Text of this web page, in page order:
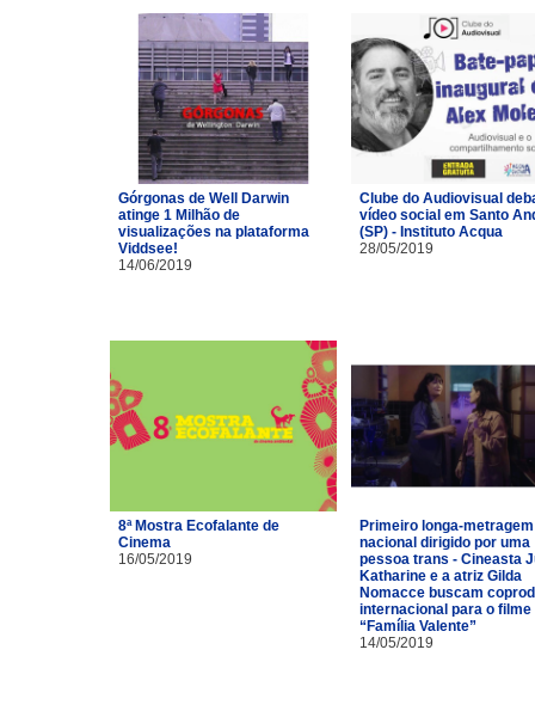
Górgonas de Well Darwin
atinge 1 Milhão de
visualizações na plataforma
Viddsee!
14/06/2019
Clube do Audiovisual
vídeo social em Santo
(SP) - Instituto Acqua
28/05/2019
8ª Mostra Ecofalante de
Cinema
16/05/2019
Primeiro longa-metragem
nacional dirigido por uma
pessoa trans - Cineasta
Katharine e a atriz Gilda
Nomacce buscam
internacional para o filme
“Família Valente”
14/05/2019